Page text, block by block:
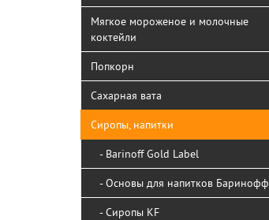
Мягкое мороженое и молочные
коктейли
Попкорн
Сахарная вата
Сиропы, напитки
- Barinoff Gold Label
- Основы для напитков Баринофф
- Сиропы KF